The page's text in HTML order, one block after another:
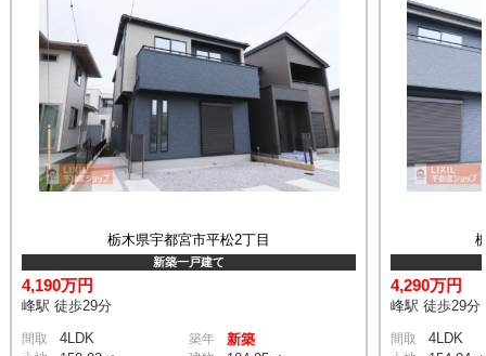
栃木県宇都宮市平松2丁目
新築一戸建て
4,190万円
峰駅 徒歩29分
間取 4LDK 築年 新築
4,290万円
峰駅 徒歩29分
間取 4LDK